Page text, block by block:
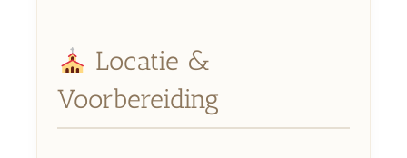
Locatie &
Voorbereiding